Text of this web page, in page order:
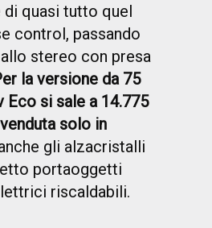
di quasi tutto quel
control, passando
stereo con presa
la versione da 75
si sale a 14.775
solo in
gli alzacristalli
portaoggetti
riscaldabili.